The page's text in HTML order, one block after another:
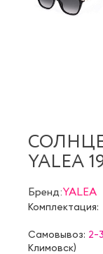
YALEA
Бренд:YALEA
Комплектация:
Самовывоз: 2-
Климовск)